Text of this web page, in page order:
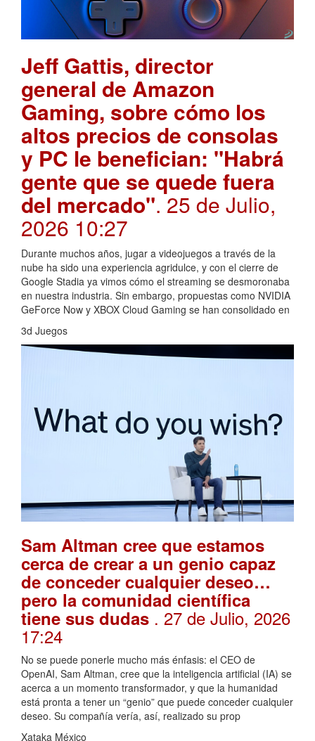
Jeff Gattis, director
general de Amazon
Gaming, sobre cómo los
altos precios de consolas
y PC le benefician: "Habrá
gente que se quede fuera
del mercado". 25 de Julio,
2026 10:27
Durante muchos años, jugar a videojuegos a través de la
nube ha sido una experiencia agridulce, y con el cierre de
Google Stadia ya vimos cómo el streaming se desmoronaba
en nuestra industria. Sin embargo, propuestas como NVIDIA
GeForce Now y XBOX Cloud Gaming se han consolidado en
3d Juegos
Sam Altman cree que estamos
cerca de crear a un genio capaz
de conceder cualquier deseo…
pero la comunidad científica
tiene sus dudas . 27 de Julio, 2026
17:24
No se puede ponerle mucho más énfasis: el CEO de
OpenAI, Sam Altman, cree que la inteligencia artificial (IA) se
acerca a un momento transformador, y que la humanidad
está pronta a tener un “genio” que puede conceder cualquier
deseo. Su compañía vería, así, realizado su prop
Xataka México